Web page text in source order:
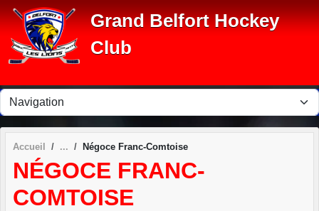
Grand Belfort Hockey
Club
Accueil Négoce Franc-Comtoise
NÉGOCE FRANC-
COMTOISE
Panneau de gestion des cookies